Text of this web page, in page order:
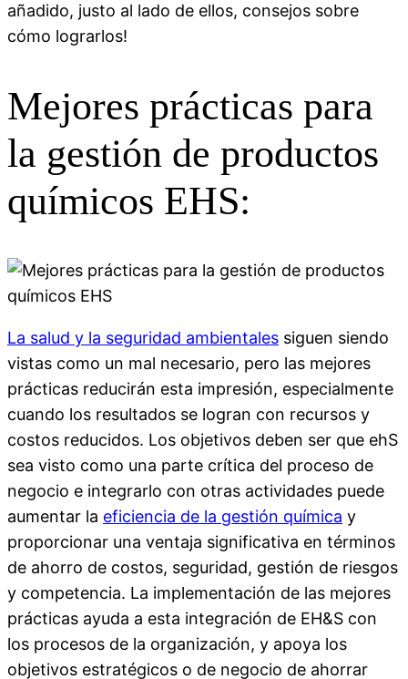
añadido, justo al lado de ellos, consejos sobre
cómo lograrlos!
Mejores prácticas para
la gestión de productos
químicos EHS:
La salud y la seguridad ambientales siguen siendo
vistas como un mal necesario, pero las mejores
prácticas reducirán esta impresión, especialmente
cuando los resultados se logran con recursos y
costos reducidos. Los objetivos deben ser que ehS
sea visto como una parte crítica del proceso de
negocio e integrarlo con otras actividades puede
aumentar la eficiencia de la gestión química y
proporcionar una ventaja significativa en términos
de ahorro de costos, seguridad, gestión de riesgos
y competencia. La implementación de las mejores
prácticas ayuda a esta integración de EH&S con
los procesos de la organización, y apoya los
objetivos estratégicos o de negocio de ahorrar